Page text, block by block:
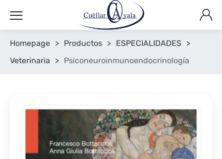
Homepage > Productos > ESPECIALIDADES >
Veterinaria
> Psiconeuroinmunoendocrinología